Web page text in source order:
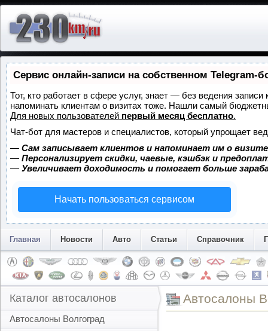
Сервис онлайн-записи на собственном Telegram-
Тот, кто работает в сфере услуг, знает — без ведения
напоминать клиентам о визитах тоже. Нашли самый
Для новых пользователей первый месяц бесплатно.
Чат-бот для мастеров и специалистов, который упрощает
— Сам записывает клиентов и напоминает им о
— Персонализирует скидки, чаевые, кэшбэк и
— Увеличивает доходимость и помогает больше
Начать пользоваться сервисом
Главная Новости Авто Статьи Справочник
Каталог автосалонов
Автосалоны Волгоград
Автоcалоны